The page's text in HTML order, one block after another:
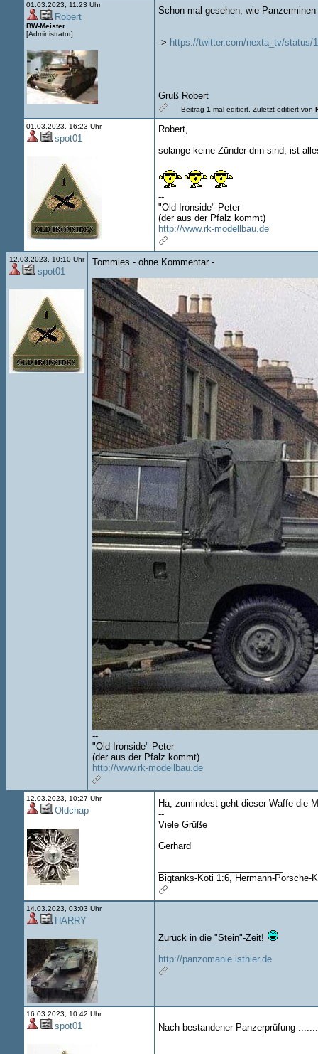
01.03.2023, 11:23 Uhr
Robert
BW-Meister
[Administrator]
Schon mal gesehen, wie
-> https://twitter.com/nexta_tv/status/
Gruß Robert
Beitrag1 mal editiert.Zuletzt editiert von
01.03.2023, 16:23 Uhr
spot01
Robert,
solange keine Zünder drin sind, ist
--
"Old Ironside" Peter
(der aus der Pfalz kommt)
http://www.rk-modellbau.de
12.03.2023, 10:10 Uhr
spot01
Tommies - ohne Kommentar -
--
"Old Ironside" Peter
(der aus der Pfalz kommt)
http://www.rk-modellbau.de
12.03.2023, 10:27 Uhr
Oldchap
Ha, zumindest geht dieser Waffe die
--
Viele Grüße
Gerhard
Bigtanks-Köti 1:6, Hermann-
14.03.2023, 03:03 Uhr
HARRY
Zurück in die "Stein"-Zeit!
--
http://panzomanie.isthier.de
16.03.2023, 10:42 Uhr
spot01 Nach bestandener Panzerprüfung